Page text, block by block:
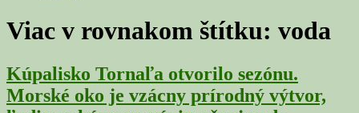
Viac v rovnakom štítku: voda
Kúpalisko Tornaľa otvorilo sezónu.
Morské oko je vzácny prírodný výtvor,